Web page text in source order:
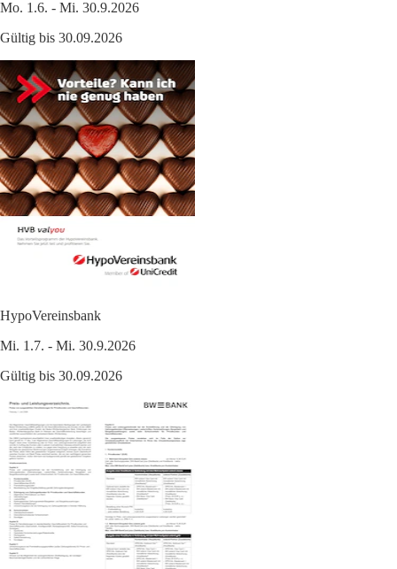
Mo. 1.6. - Mi. 30.9.2026
Gültig bis 30.09.2026
HypoVereinsbank
Mi. 1.7. - Mi. 30.9.2026
Gültig bis 30.09.2026